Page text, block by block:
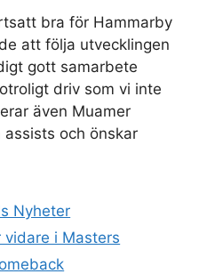
bra för Hammarby
att följa utvecklingen
gott samarbete
driv som vi inte
även Muamer
och önskar
Nyheter
vidare i Masters